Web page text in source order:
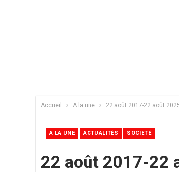
Accueil A la une 22 août 2017-22 août
A LA UNE ACTUALITÉS SOCIETÉ
22 août 2017-22